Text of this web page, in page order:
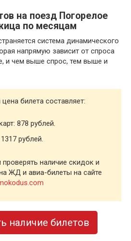
на поезд Погорелое
по месяцам
система динамического
напрямую зависит от спроса
и чем выше спрос, тем выше и
билета составляет:
878 рублей.
рублей.
наличие скидок и
ЖД и авиа-билеты на сайте
наличие билетов